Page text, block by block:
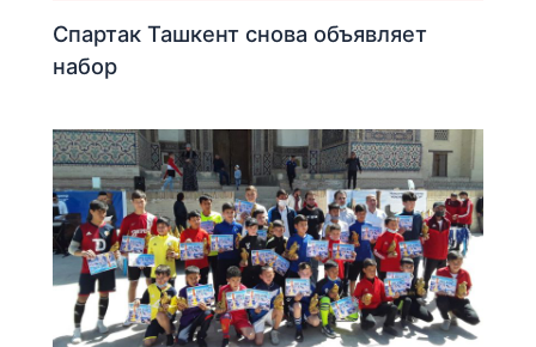
Спартак Ташкент снова объявляет
набор